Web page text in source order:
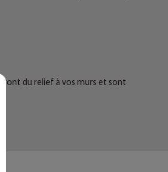
du relief à vos murs et sont